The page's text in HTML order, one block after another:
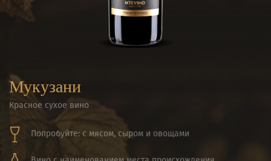
Мукузани
Красное сухое вино
Попробуйте: с мясом, сыром и овощами